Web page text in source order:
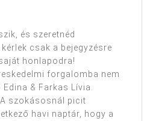
és szeretnéd
csak a bejegyzésre
honlapodra!
forgalomba nem
& Farkas Lívia.
szokásosnál picit
havi naptár, hogy a